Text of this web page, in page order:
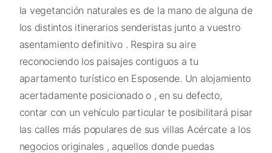
la vegetanción naturales es de la mano de alguna de
los distintos itinerarios senderistas junto a vuestro
asentamiento definitivo . Respira su aire
reconociendo los paisajes contiguos a tu
apartamento turístico en Esposende. Un alojamiento
acertadamente posicionado o , en su defecto,
contar con un vehículo particular te posibilitará pisar
las calles más populares de sus villas Acércate a los
negocios originales , aquellos donde puedas